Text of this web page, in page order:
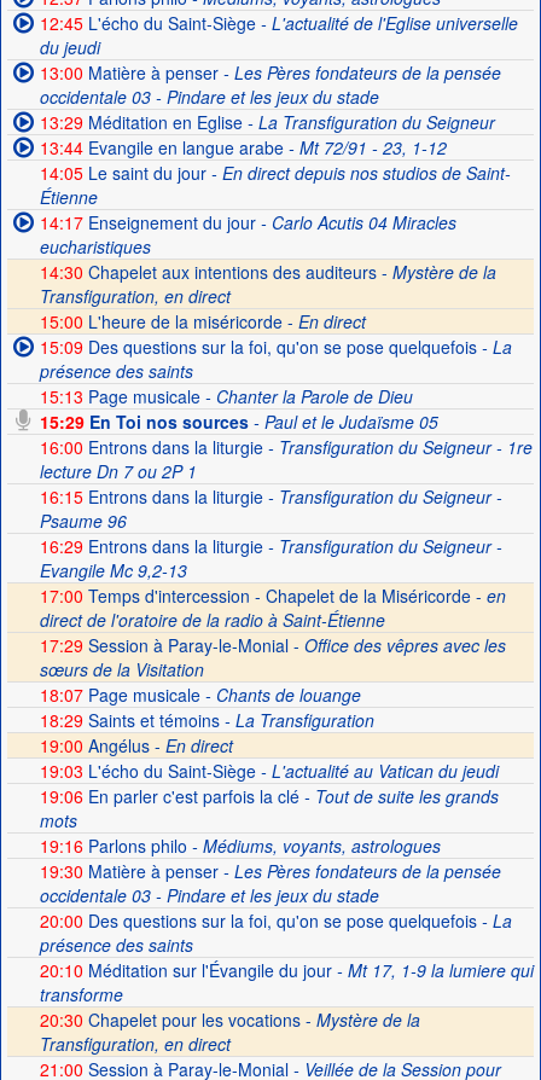
12:45L'écho du Saint-Siège- L'actualité de l'Eglise universelle
du jeudi
13:00 Matière à penser- Les Pères fondateurs de la pensée
occidentale 03 - Pindare et les jeux du stade
13:29Méditation en Eglise- La Transfiguration du Seigneur
13:44Evangile en langue arabe- Mt 72/91 - 23, 1-12
14:05Le saint du jour- En direct depuis nos studios de Saint-
Étienne
14:17Enseignement du jour- Carlo Acutis 04 Miracles
eucharistiques
14:30 Chapelet aux intentions des auditeurs - Mystère de la
Transfiguration, en direct
15:00 L'heure de la miséricorde - En direct
15:09Des questions sur la foi, qu'on se pose quelquefois- La
présence des saints
15:13 Page musicale- Chanter la Parole de Dieu
15:29En Toi nos sources- Paul et le Judaïsme 05
16:00 Entrons dans la liturgie- Transfiguration du Seigneur - 1re
lecture Dn 7 ou 2P 1
16:15Entrons dans la liturgie- Transfiguration du Seigneur -
Psaume 96
16:29Entrons dans la liturgie- Transfiguration du Seigneur -
Evangile Mc 9,2-13
17:00 Temps d'intercession - Chapelet de la Miséricorde - en
direct de l'oratoire de la radio à Saint-Étienne
17:29 Session à Paray-le-Monial - Office des vêpres avec les
sœurs de la Visitation
18:07Page musicale- Chants de louange
18:29Saints et témoins- La Transfiguration
19:00 Angélus - En direct
19:03 L'écho du Saint-Siège- L'actualité au Vatican du jeudi
19:06En parler c'est parfois la clé- Tout de suite les grands
mots
19:16Parlons philo - Médiums, voyants, astrologues
19:30 Matière à penser- Les Pères fondateurs de la pensée
occidentale 03 - Pindare et les jeux du stade
20:00 Des questions sur la foi, qu'on se pose quelquefois- La
présence des saints
20:10 Méditation sur l'Évangile du jour- Mt 17, 1-9 la lumiere qui
transforme
20:30 Chapelet pour les vocations - Mystère de la
Transfiguration, en direct
21:00 Session à Paray-le-Monial- Veillée de la Session pour